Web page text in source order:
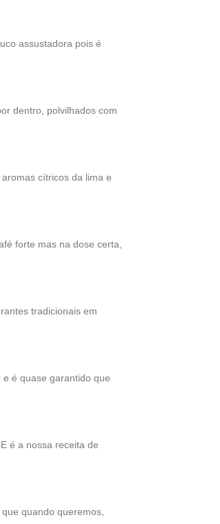
assustadora pois é
dentro, polvilhados com
cítricos da lima e
forte mas na dose certa,
tradicionais em
é quase garantido que
é a nossa receita de
quando queremos,